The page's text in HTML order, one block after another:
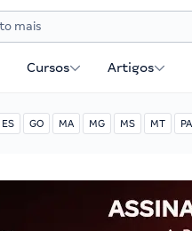
Cursos Artigos
ES GO MA MG MS MT PA